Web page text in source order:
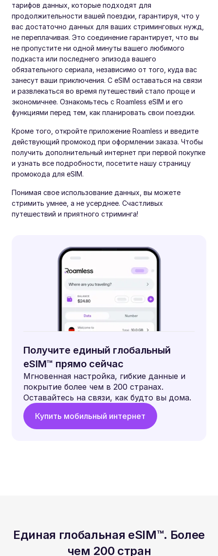
тарифов данных, которые подходят для
продолжительности вашей поездки, гарантируя, что у
вас достаточно данных для ваших стриминговых нужд,
не переплачивая. Это соединение гарантирует, что вы
не пропустите ни одной минуты вашего любимого
подкаста или последнего эпизода вашего
обязательного сериала, независимо от того, куда вас
занесут ваши приключения. С eSIM оставаться на связи
и развлекаться во время путешествий стало проще и
экономичнее. Ознакомьтесь с Roamless eSIM и его
функциями перед тем, как планировать свои поездки.
Кроме того, откройте приложение Roamless и введите
действующий промокод при оформлении заказа. Чтобы
получить дополнительный интернет при первой покупке
и узнать все подробности, посетите нашу страницу
промокода для eSIM.
Понимая свое использование данных, вы можете
стримить умнее, а не усерднее. Счастливых
путешествий и приятного стриминга!
Получите единый глобальный
eSIM™ прямо сейчас
Мгновенная настройка, гибкие данные и
покрытие более чем в 200 странах.
Оставайтесь на связи, как будто вы дома.
Купить мобильный интернет
Единая глобальная eSIM™. Более
чем 200 стран